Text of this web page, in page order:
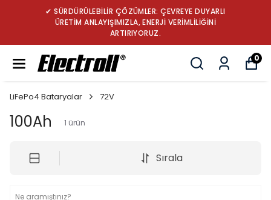
✔ SÜRDÜRÜLEBİLİR ÇÖZÜMLER: ÇEVREYE DUYARLI
ÜRETİM ANLAYIŞIMIZLA, ENERJİ VERİMLİLİĞİNİ
ARTIRIYORUZ.
0
LiFePo4 Bataryalar 72V
100Ah 1 ürün
Sırala